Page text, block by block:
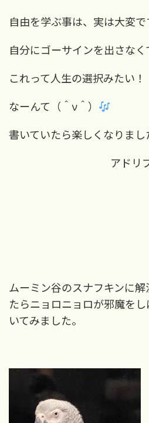
自由を学ぶ事は、実は大変で
自分にゴーサインを出さなく
これって人生の選択みたい！
なーんて（＾ ν ＾）
書いていたら楽しくなりまし
アドリ
ムーミン谷のスナフキンに
たらニョロニョロが邪魔を
いてみました。